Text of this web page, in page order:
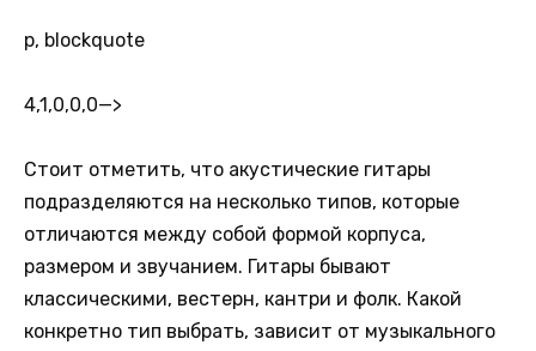
p, blockquote
4,1,0,0,0—>
Стоит отметить, что акустические гитары
подразделяются на несколько типов, которые
отличаются между собой формой корпуса,
размером и звучанием. Гитары бывают
классическими, вестерн, кантри и фолк. Какой
конкретно тип выбрать, зависит от музыкального